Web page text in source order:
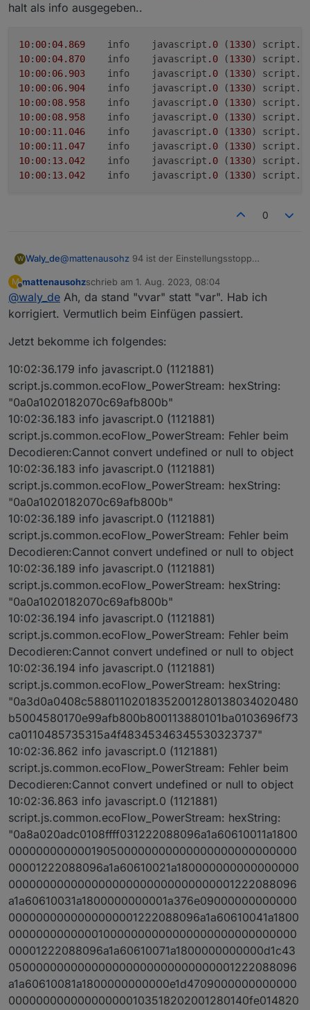
halt als info ausgegeben..
10: 00: 04.869
	info	javascript
.0 (1330) script.
10: 00: 04.870
	info	javascript
.0 (1330) script.
10: 00: 06.903
	info	javascript
.0 (1330) script.
10: 00: 06.904
	info	javascript
.0 (1330) script.
10: 00: 08.958
	info	javascript
.0 (1330) script.
10: 00: 08.958
	info	javascript
.0 (1330) script.
10: 00: 11.046
	info	javascript
.0 (1330) script.
10: 00: 11.047
	info	javascript
.0 (1330) script.
10: 00: 13.042
	info	javascript
.0 (1330) script.
10: 00: 13.042
	info	javascript
.0 (1330) script.
0
W Waly_de@mattenausohz 94 ist der Einstellungsstopp
M
Offline
mattenausohzschrieb am 1. Aug. 2023, 08:04
zuletzt editiert von
@waly_de Ah, da stand "vvar" statt "var". Hab ich
korrigiert. Vermutlich beim Einfügen passiert.
Jetzt bekomme ich folgendes:
10:02:36.179 info javascript.0 (1121881)
script.js.common.ecoFlow_PowerStream: hexString:
"0a0a1020182070c69afb800b"
10:02:36.183 info javascript.0 (1121881)
script.js.common.ecoFlow_PowerStream: Fehler beim
Decodieren:Cannot convert undefined or null to object
10:02:36.183 info javascript.0 (1121881)
script.js.common.ecoFlow_PowerStream: hexString:
"0a0a1020182070c69afb800b"
10:02:36.189 info javascript.0 (1121881)
script.js.common.ecoFlow_PowerStream: Fehler beim
Decodieren:Cannot convert undefined or null to object
10:02:36.189 info javascript.0 (1121881)
script.js.common.ecoFlow_PowerStream: hexString:
"0a0a1020182070c69afb800b"
10:02:36.194 info javascript.0 (1121881)
script.js.common.ecoFlow_PowerStream: Fehler beim
Decodieren:Cannot convert undefined or null to object
10:02:36.194 info javascript.0 (1121881)
script.js.common.ecoFlow_PowerStream: hexString:
"0a3d0a0408c58801102018352001280138034020480
b5004580170e99afb800b800113880101ba0103696f73
ca0110485735315a4f48345346345530323737"
10:02:36.862 info javascript.0 (1121881)
script.js.common.ecoFlow_PowerStream: Fehler beim
Decodieren:Cannot convert undefined or null to object
10:02:36.863 info javascript.0 (1121881)
script.js.common.ecoFlow_PowerStream: hexString:
"0a8a020adc0108ffff031222088096a1a60610011a1800
000000000000190500000000000000000000000000
00001222088096a1a60610021a180000000000000000
000000000000000000000000000000001222088096
a1a60610031a1800000000001a376e09000000000000
0000000000000000001222088096a1a60610041a1800
000000000000010000000000000000000000000000
00001222088096a1a60610071a1800000000000d1c43
050000000000000000000000000000001222088096
a1a60610081a1800000000000e1d4709000000000000
000000000000000000103518202001280140fe014820